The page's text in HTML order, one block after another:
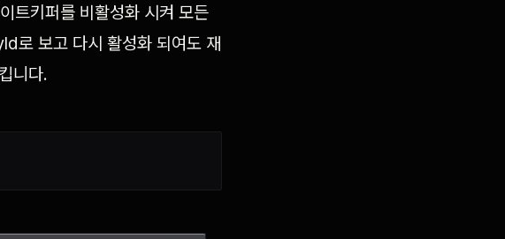
트키퍼를 비활성화 시켜 모든
로 보고 다시 활성화 되여도 재
니다.